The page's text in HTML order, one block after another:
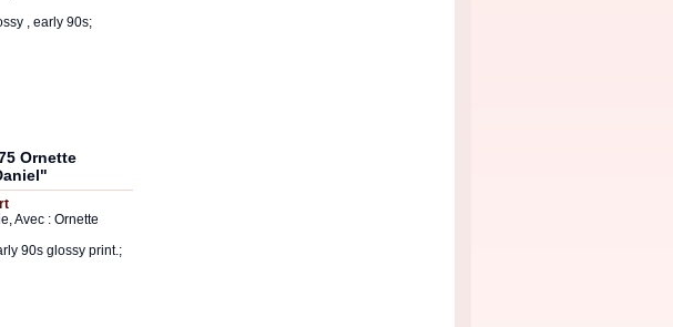
, early 90s;
Ornette
Avec : Ornette
90s glossy print.;